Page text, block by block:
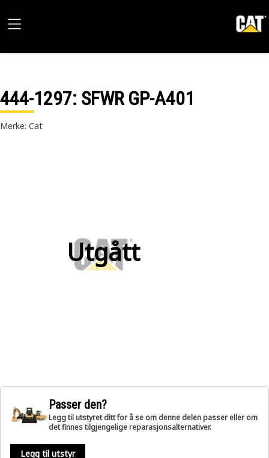
444-1297: SFWR GP-A401
Merke: Cat
Utgått
Passer den?
Legg til utstyret ditt for å se om denne delen passer eller om
det finnes tilgjengelige reparasjonsalternativer.
Legg til utstyr